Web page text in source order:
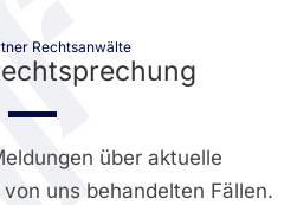
Rechtsanwälte
über aktuelle
uns behandelten Fällen.